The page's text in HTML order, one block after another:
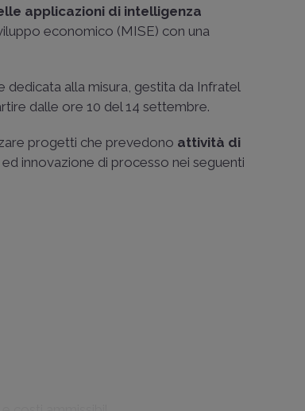
applicazioni di intelligenza
economico (MISE) con una
alla misura, gestita da Infratel
dalle ore 10 del 14 settembre.
progetti che prevedono attività di
innovazione di processo nei seguenti